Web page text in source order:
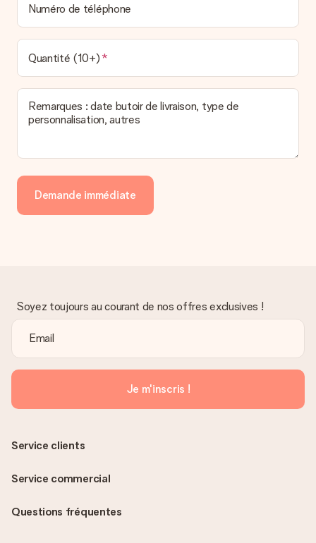
Numéro de téléphone
Quantité (10+)
Remarques : date butoir de livraison, type de
personnalisation, autres
Demande immédiate
Soyez toujours au courant de nos offres exclusives !
Je m'inscris !
Questions fréquentes
Service clients
Service commercial